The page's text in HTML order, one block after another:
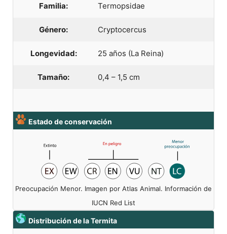
Familia: Termopsidae
Género: Cryptocercus
Longevidad: 25 años (La Reina)
Tamaño: 0,4 – 1,5 cm
Estado de conservación
Preocupación Menor. Imagen por Atlas Animal. Información de
IUCN Red List
Distribución de la Termita